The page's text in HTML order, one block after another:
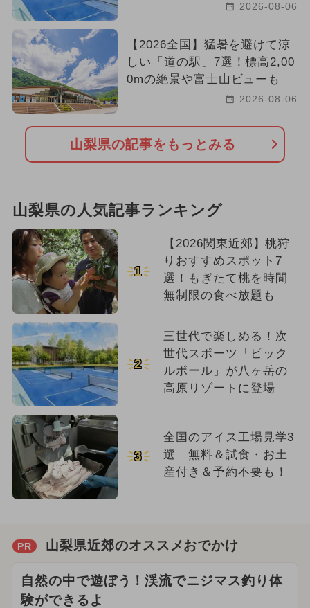
2026-08-06
【2026全国】猛暑を避けて涼
しい「道の駅」7選！標高2,00
0mの絶景や富士山ビューも
2026-08-06
山梨県の記事をもっとみる
山梨県の人気記事ランキング
1
【2026関東近郊】桃狩
りおすすめスポット7
選！もぎたて桃を時間
無制限の食べ放題も
2
三世代で楽しめる！次
世代スポーツ「ピック
ルボール」が八ヶ岳の
高原リゾートに登場
3
全国のアイス工場見学3
選 無料＆試食・お土
産付き＆予約不要も！
PR 山梨県近郊のオススメおでかけ
自然の中で遊ぼう！渓流でニジマス釣り体
験ができるよ